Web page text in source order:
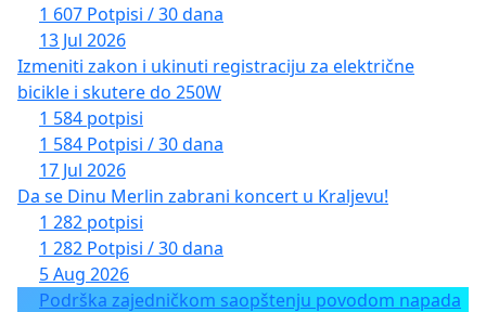
1 607 Potpisi / 30 dana
13 Jul 2026
Izmeniti zakon i ukinuti registraciju za električne
bicikle i skutere do 250W
1 584 potpisi
1 584 Potpisi / 30 dana
17 Jul 2026
Da se Dinu Merlin zabrani koncert u Kraljevu!
1 282 potpisi
1 282 Potpisi / 30 dana
5 Aug 2026
Podrška zajedničkom saopštenju povodom napada